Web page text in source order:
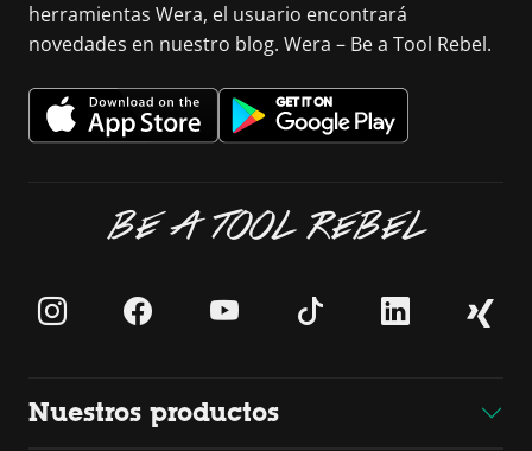
herramientas Wera, el usuario encontrará
novedades en nuestro blog. Wera – Be a Tool Rebel.
BE A TOOL REBEL
Nuestros productos